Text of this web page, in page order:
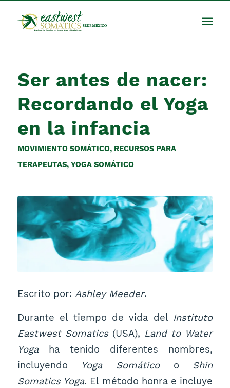
Ser antes de nacer:
Recordando el Yoga
en la infancia
MOVIMIENTO SOMÁTICO, RECURSOS PARA
TERAPEUTAS, YOGA SOMÁTICO
Escrito por: Ashley Meeder.
Durante el tiempo de vida del Instituto
Eastwest Somatics(USA), Land to Water
Yogaha tenido diferentes nombres,
incluyendo
Yoga Somáticoo Shin
Somatics Yoga. El método honra e incluye